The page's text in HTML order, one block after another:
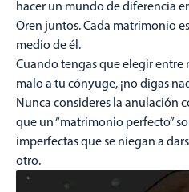
hacer un mundo de diferencia
Oren juntos. Cada matrimonio
medio de él.
Cuando tengas que elegir entre
malo a tu cónyuge, ¡no digas
Nunca consideres la anulación
que un “matrimonio perfecto”
imperfectas que se niegan a
otro.